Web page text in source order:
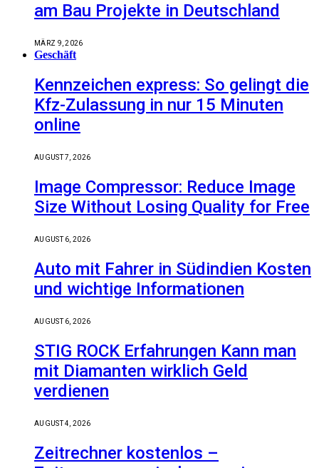
am Bau Projekte in Deutschland
MÄRZ 9, 2026
Geschäft
Kennzeichen express: So gelingt die
Kfz-Zulassung in nur 15 Minuten
online
AUGUST 7, 2026
Image Compressor: Reduce Image
Size Without Losing Quality for Free
AUGUST 6, 2026
Auto mit Fahrer in Südindien Kosten
und wichtige Informationen
AUGUST 6, 2026
STIG ROCK Erfahrungen Kann man
mit Diamanten wirklich Geld
verdienen
AUGUST 4, 2026
Zeitrechner kostenlos –